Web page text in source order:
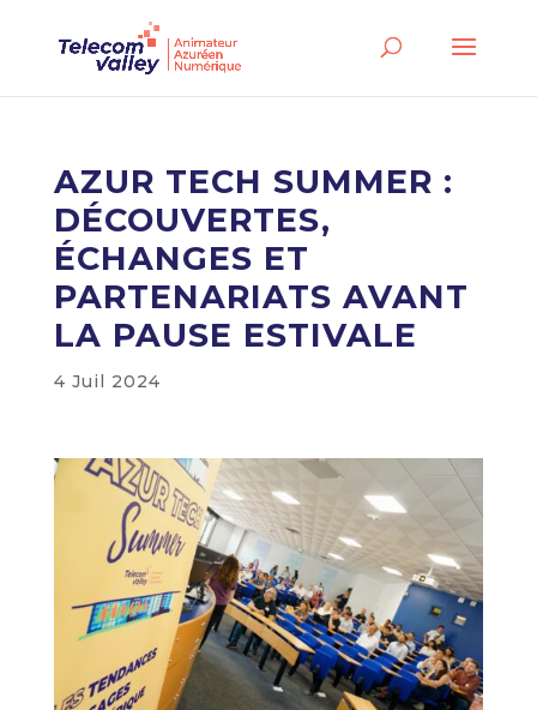
AZUR TECH SUMMER :
DÉCOUVERTES,
ÉCHANGES ET
PARTENARIATS AVANT
LA PAUSE ESTIVALE
4 Juil 2024